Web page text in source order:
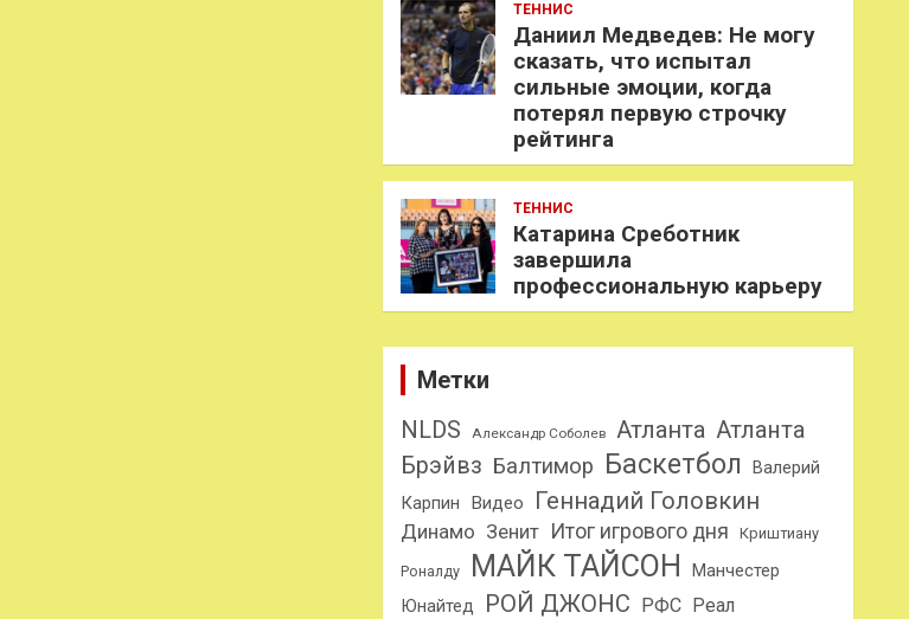
ТЕННИС
Даниил Медведев: Не могу
сказать, что испытал
сильные эмоции, когда
потерял первую строчку
рейтинга
ТЕННИС
Катарина Среботник
завершила
профессиональную карьеру
Метки
NLDS
Александр Соболев Атланта Атланта
Брэйвз Балтимор Баскетбол
Валерий
Карпин
Видео Геннадий Головкин
Динамо Зенит Итог игрового дня Криштиану
Роналду МАЙК ТАЙСОН
Манчестер
Юнайтед
РОЙ ДЖОНС РФС Реал